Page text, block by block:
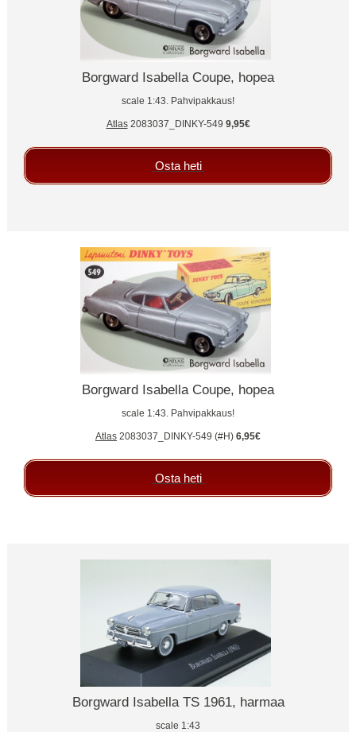
Borgward Isabella Coupe, hopea
scale 1:43. Pahvipakkaus!
Atlas2083037_DINKY-549 9,95€
Osta heti
Borgward Isabella Coupe, hopea
scale 1:43. Pahvipakkaus!
Atlas 2083037_DINKY-549 (#H) 6,95€
Osta heti
Borgward Isabella TS 1961, harmaa
scale 1:43